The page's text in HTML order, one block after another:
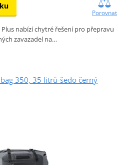
Porovnat
Plus nabízí chytré řešení pro přepravu
zavazadel na…
350, 35 litrů-šedo černý